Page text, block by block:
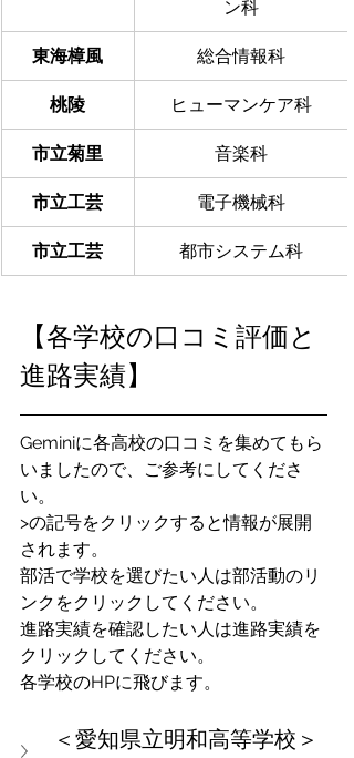
ン科
東海樟風 総合情報科
桃陵 ヒューマンケア科
市立菊里 音楽科
市立工芸 電子機械科
市立工芸 都市システム科
【各学校の口コミ評価と
進路実績】
Geminiに各高校の口コミを集めてもら
いましたので、ご参考にしてくださ
い。
>の記号をクリックすると情報が展開
されます。
部活で学校を選びたい人は部活動のリ
ンクをクリックしてください。
進路実績を確認したい人は進路実績を
クリックしてください。
各学校のHPに飛びます。
＜愛知県立明和高等学校＞